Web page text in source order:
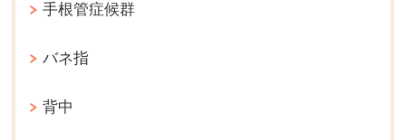
手根管症候群
バネ指
背中